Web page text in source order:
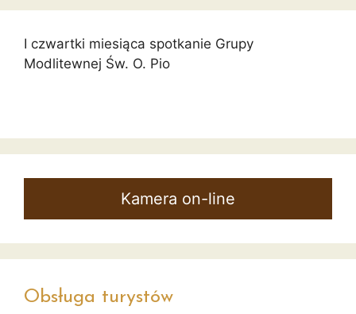
I czwartki miesiąca spotkanie Grupy
Modlitewnej Św. O. Pio
Kamera on-line
Obsługa turystów